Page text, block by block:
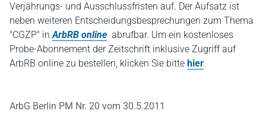
Verjährungs- und Ausschlussfristen auf. Der Aufsatz ist
neben weiteren Entscheidungsbesprechungen zum Thema
"CGZP" inArbRB online abrufbar. Um ein kostenloses
Probe-Abonnement der Zeitschrift inklusive Zugriff auf
ArbRB online zu bestellen, klicken Sie bitte hier.
ArbG Berlin PM Nr. 20 vom 30.5.2011